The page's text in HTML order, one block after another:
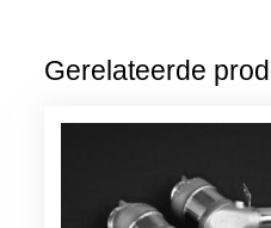
Gerelateerde